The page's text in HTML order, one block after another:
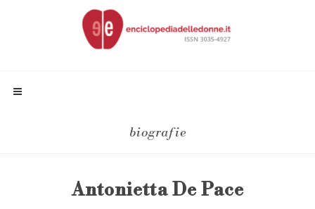
biografie
Antonietta De Pace